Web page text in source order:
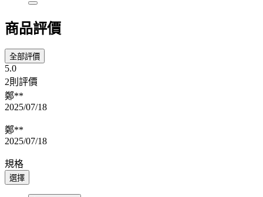
商品評價
全部評價
5.0
2則評價
鄭**
2025/07/18
鄭**
2025/07/18
規格
選擇